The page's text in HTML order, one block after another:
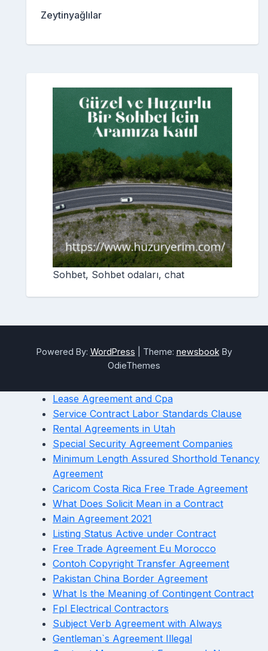
Zeytinyağlılar
Sohbet, Sohbet odaları, chat
Powered By: WordPress Theme: newsbook By
OdieThemes
Lease Agreement and Cpa
Service Contract Labor Standards Clause
Rental Agreements in Utah
Special Security Agreement Companies
Minimum Length Assured Shorthold Tenancy
Agreement
Caricom Costa Rica Free Trade Agreement
What Does Solicit Mean in a Contract
Main Agreement 2021
Listing Status Active under Contract
Free Trade Agreement Eu Morocco
Contoh Copyright Transfer Agreement
Pakistan China Border Agreement
What Is the Meaning of Contingent Contract
Fpl Electrical Contractors
Subject Verb Agreement with Always
Gentleman`s Agreement Illegal